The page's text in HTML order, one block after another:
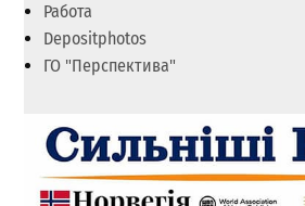
Работа
Depositphotos
ГО "Перспектива"